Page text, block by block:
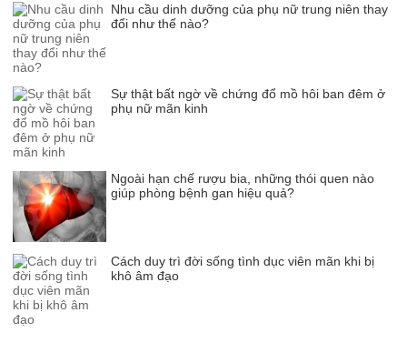
Nhu cầu dinh dưỡng của phụ nữ trung niên thay
đổi như thế nào?
Sự thật bất ngờ về chứng đổ mồ hôi ban đêm ở
phụ nữ mãn kinh
Ngoài hạn chế rượu bia, những thói quen nào
giúp phòng bệnh gan hiệu quả?
Cách duy trì đời sống tình dục viên mãn khi bị
khô âm đạo